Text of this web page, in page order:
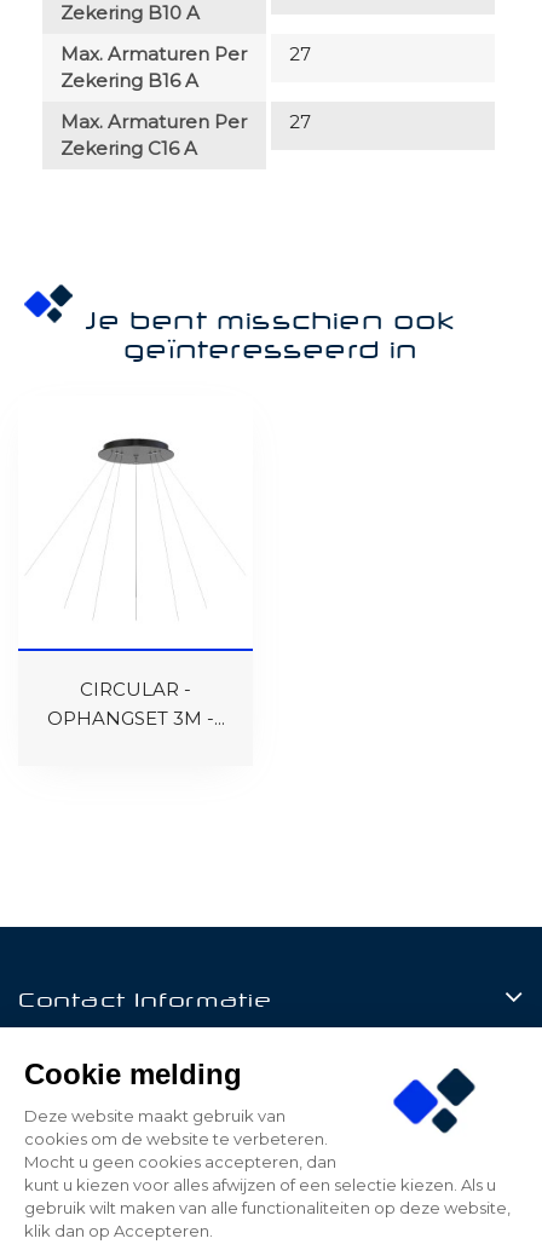
Zekering B10 A
Max. Armaturen Per
Zekering B16 A
27
Max. Armaturen Per
Zekering C16 A
27
Je bent misschien ook
geïnteresseerd in
CIRCULAR -
OPHANGSET 3M -...
Contact Informatie
Mijn Account
Cookie melding
Deze website maakt gebruik van
cookies om de website te verbeteren.
Mocht u geen cookies accepteren, dan
kunt u kiezen voor alles afwijzen of een selectie kiezen. Als u
gebruik wilt maken van alle functionaliteiten op deze website,
klik dan op Accepteren.